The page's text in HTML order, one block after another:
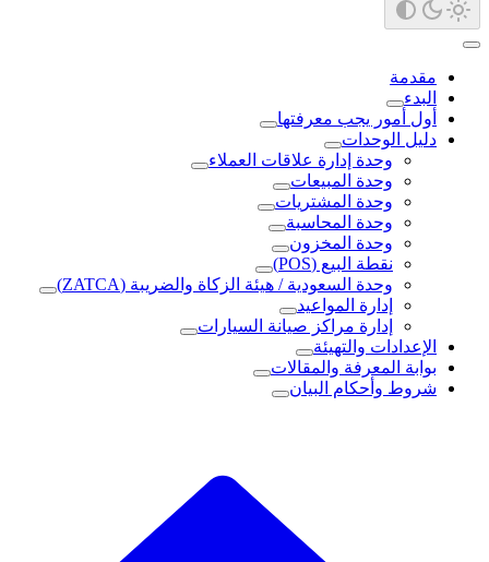
مقدمة
البدء
أول أمور يجب معرفتها
دليل الوحدات
وحدة إدارة علاقات العملاء
وحدة المبيعات
وحدة المشتريات
وحدة المحاسبة
وحدة المخزون
نقطة البيع (POS)
وحدة السعودية / هيئة الزكاة والضريبة (ZATCA)
إدارة المواعيد
إدارة مراكز صيانة السيارات
الإعدادات والتهيئة
بوابة المعرفة والمقالات
شروط وأحكام البيان